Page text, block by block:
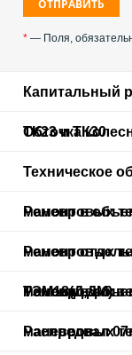
* — Поля,
Капитальный
ТК23 и ТК30
Обточка
Техническое
маневровых
Ремонт в
маневровых
ТЭМ18(Д,ДМ) в
Ремонт
маневровых
Ремонт в
маневровых
Распредвал